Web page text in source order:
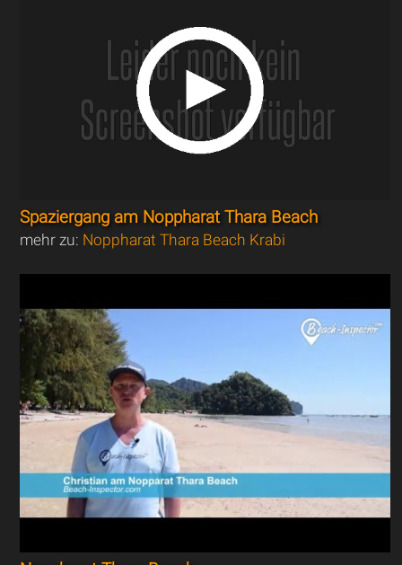
Spaziergang am Noppharat Thara Beach
mehr zu: Noppharat Thara Beach Krabi